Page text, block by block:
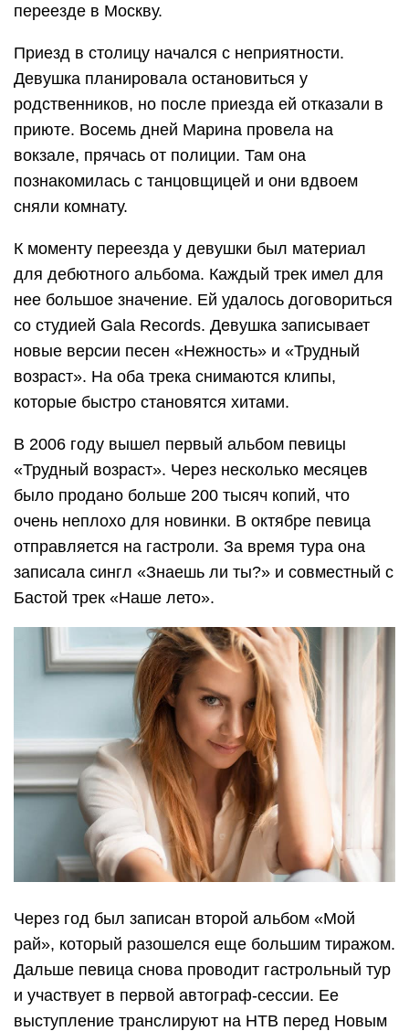
переезде в Москву.
Приезд в столицу начался с неприятности.
Девушка планировала остановиться у
родственников, но после приезда ей отказали в
приюте. Восемь дней Марина провела на
вокзале, прячась от полиции. Там она
познакомилась с танцовщицей и они вдвоем
сняли комнату.
К моменту переезда у девушки был материал
для дебютного альбома. Каждый трек имел для
нее большое значение. Ей удалось договориться
со студией Gala Records. Девушка записывает
новые версии песен «Нежность» и «Трудный
возраст». На оба трека снимаются клипы,
которые быстро становятся хитами.
В 2006 году вышел первый альбом певицы
«Трудный возраст». Через несколько месяцев
было продано больше 200 тысяч копий, что
очень неплохо для новинки. В октябре певица
отправляется на гастроли. За время тура она
записала сингл «Знаешь ли ты?» и совместный с
Бастой трек «Наше лето».
Через год был записан второй альбом «Мой
рай», который разошелся еще большим тиражом.
Дальше певица снова проводит гастрольный тур
и участвует в первой автограф-сессии. Ее
выступление транслируют на НТВ перед Новым